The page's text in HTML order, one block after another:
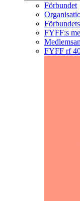
Förbundet
FYFF:s
FYFF rf